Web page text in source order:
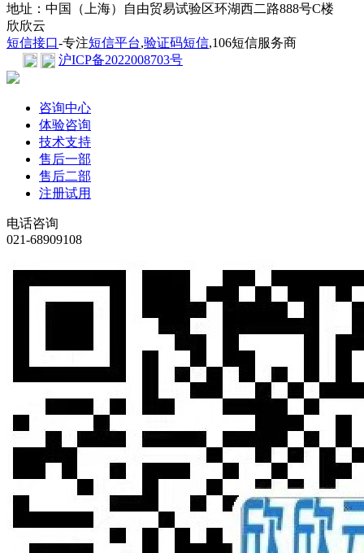
地址：中国（上海）自由贸易试验区环湖西二路888号C楼
欣欣云
短信接口-专注短信平台,验证码短信,106短信服务商
沪ICP备2022008703号
咨询中心
体验咨询
技术支持
售后一部
售后二部
注册试用
电话咨询
021-68909108